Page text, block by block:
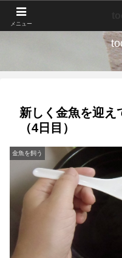
新しく金魚を迎え
（4日目）
金魚を飼う
メニュー